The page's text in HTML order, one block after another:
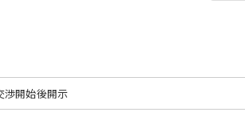
渉開始後開示